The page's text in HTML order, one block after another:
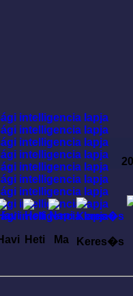
Heti Ma Keres�s